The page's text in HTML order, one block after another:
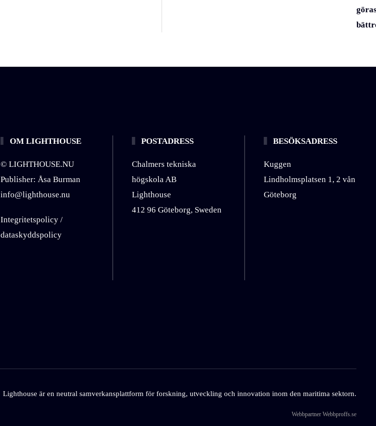
OM LIGHTHOUSE
© LIGHTHOUSE.NU
Publisher: Åsa Burman
info@lighthouse.nu
Integritetspolicy /
dataskyddspolicy
POSTADRESS
Chalmers tekniska
högskola AB
Lighthouse
412 96 Göteborg, Sweden
BESÖKSADRESS
Kuggen
Lindholmsplatsen 1, 2 vån
Göteborg
Lighthouse är en neutral samverkansplattform för forskning, utveckling och innovation inom den maritima sektorn.
Webbpartner Webbproffs.se